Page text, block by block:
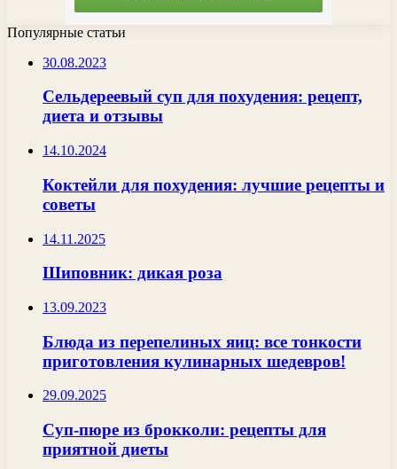
Популярные статьи
30.08.2023
Сельдереевый суп для похудения: рецепт,
диета и отзывы
14.10.2024
Коктейли для похудения: лучшие рецепты и
советы
14.11.2025
Шиповник: дикая роза
13.09.2023
Блюда из перепелиных яиц: все тонкости
приготовления кулинарных шедевров!
29.09.2025
Суп-пюре из брокколи: рецепты для
приятной диеты